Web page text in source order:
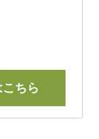
ちら